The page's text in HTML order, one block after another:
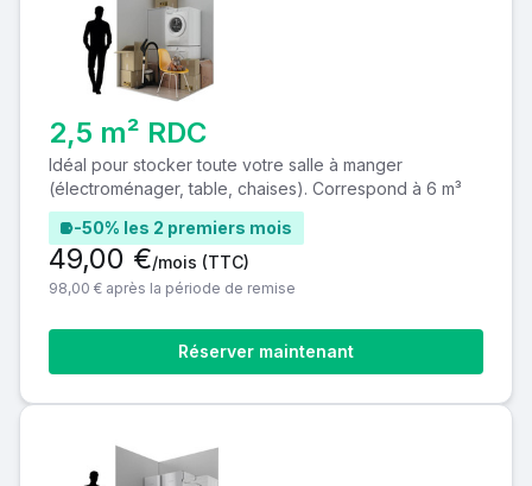
2,5 m² RDC
Idéal pour stocker toute votre salle à manger
(électroménager, table, chaises). Correspond à 6 m³
-50% les 2 premiers mois
Réserver maintenant
49,00 €/mois (TTC)
98,00 € après la période de remise